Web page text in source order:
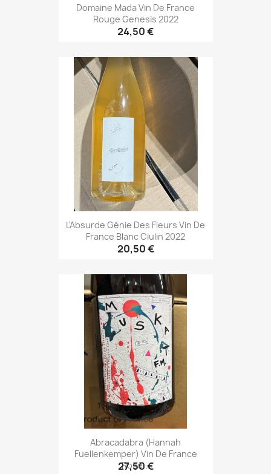
Domaine Mada Vin De France
Rouge Genesis 2022
24,50 €
L'Absurde Génie Des Fleurs Vin De
France Blanc Ciulin 2022
20,50 €
Abracadabra (Hannah
Fuellenkemper) Vin De France
Rosé...
27,50 €